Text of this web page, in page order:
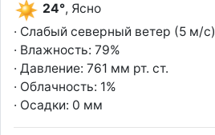
24°, Ясно
· Слабый северный ветер (5 м/с)
· Влажность: 79%
· Давление: 761 мм рт. ст.
· Облачность: 1%
· Осадки: 0 мм